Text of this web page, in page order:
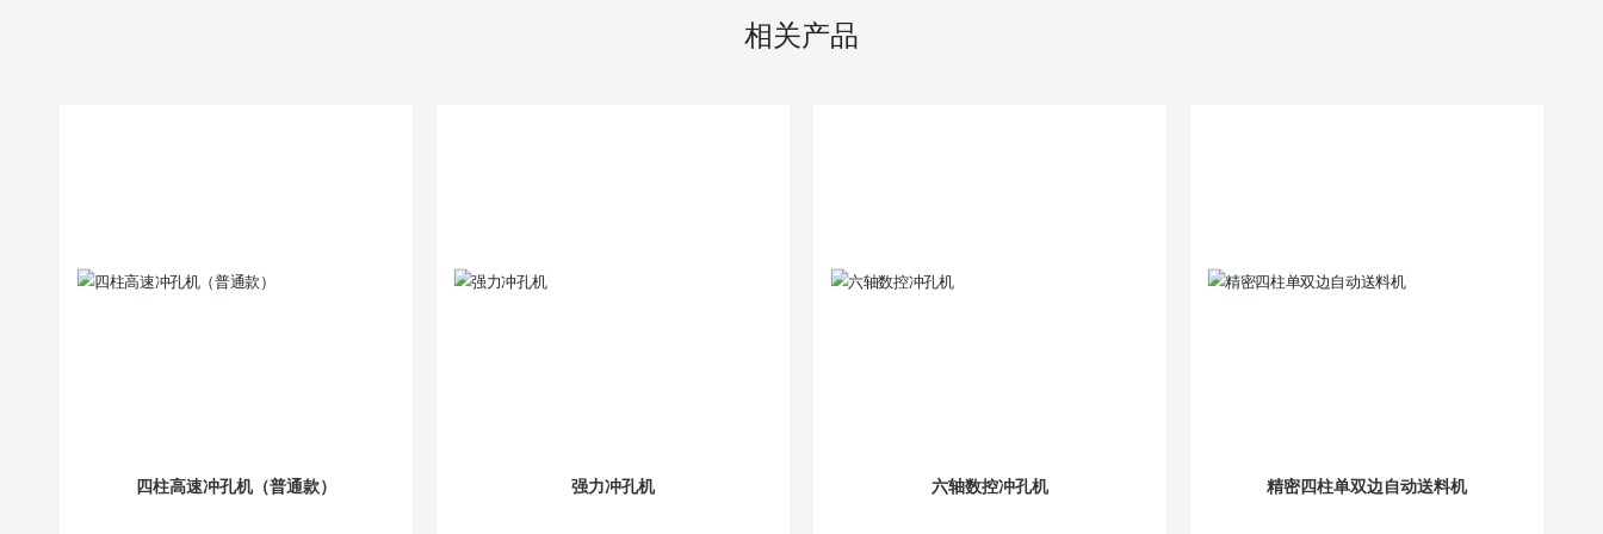
相关产品
四柱高速冲孔机（普通款） 强力冲孔机 六轴数控冲孔机 精密四柱单双边自动送料机